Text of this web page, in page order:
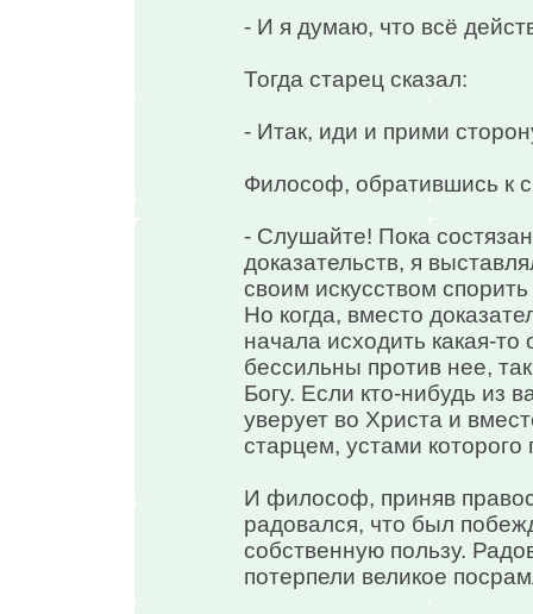
- И я думаю, что всё
Тогда старец сказал:
- Итак, иди и прими
Философ, обратившись к
- Слушайте! Пока
доказательств, я
своим искусством
Но когда, вместо
начала исходить какая-то
бессильны против нее,
Богу. Если кто-нибудь из
уверует во Христа и
старцем, устами
И философ, приняв
радовался, что был
собственную пользу.
потерпели великое